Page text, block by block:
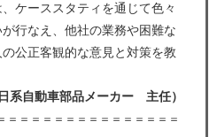
ケーススタティを通じて色々
行なえ、他社の業務や困難な
公正客観的な意見と対策を教
日系自動車部品メーカー 主任）
＝＝＝＝＝＝＝＝＝＝＝＝＝＝＝